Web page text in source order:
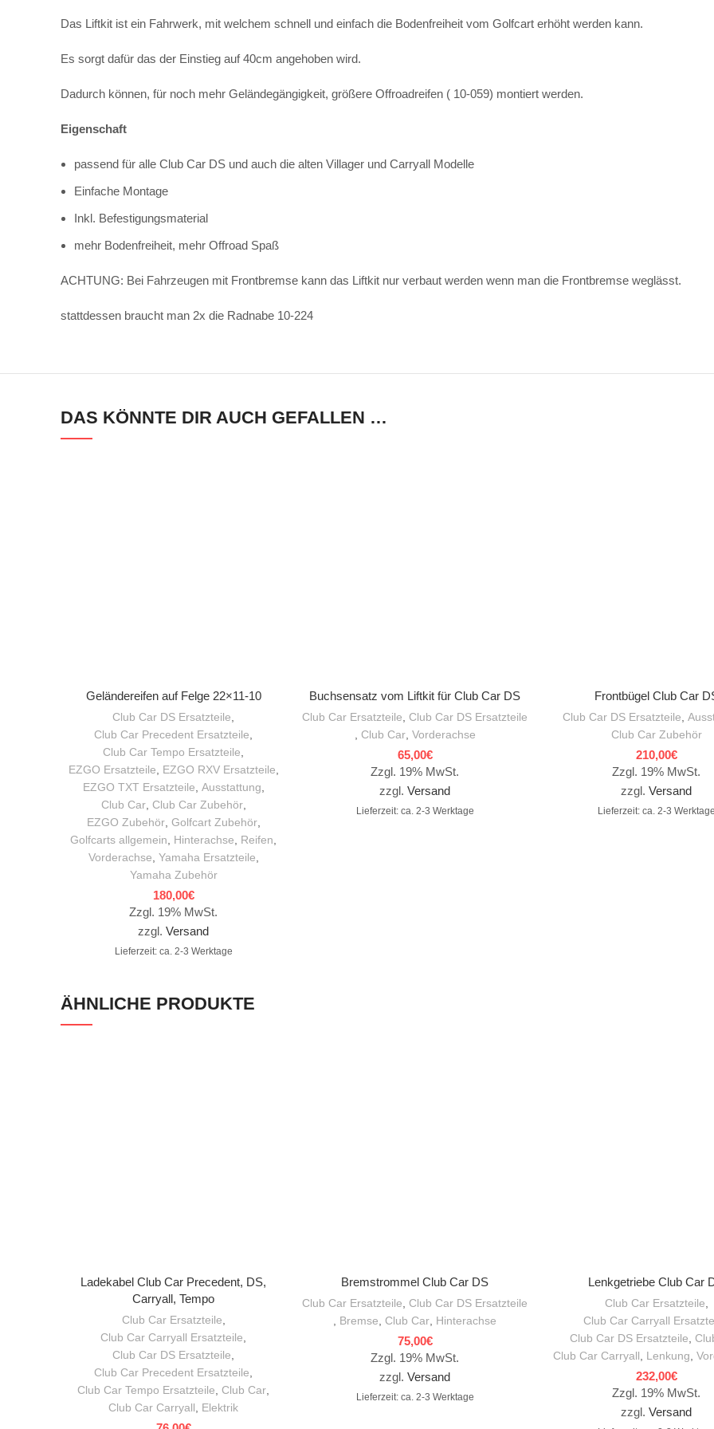
Das Liftkit ist ein Fahrwerk, mit welchem schnell und einfach die Bodenfreiheit vom Golfcart erhöht werden kann.
Es sorgt dafür das der Einstieg auf 40cm angehoben wird.
Dadurch können, für noch mehr Geländegängigkeit, größere Offroadreifen ( 10-059) montiert werden.
Eigenschaft
passend für alle Club Car DS und auch die alten Villager und Carryall Modelle
Einfache Montage
Inkl. Befestigungsmaterial
mehr Bodenfreiheit, mehr Offroad Spaß
ACHTUNG: Bei Fahrzeugen mit Frontbremse kann das Liftkit nur verbaut werden wenn man die Frontbremse weglässt.
stattdessen braucht man 2x die Radnabe 10-224
DAS KÖNNTE DIR AUCH GEFALLEN …
Geländereifen auf Felge 22×11-10
Club Car DS Ersatzteile
Club Car Precedent Ersatzteile
Club Car Tempo Ersatzteile
EZGO Ersatzteile
EZGO RXV Ersatzteile
EZGO TXT Ersatzteile Ausstattung
Club Car, Club Car Zubehör,
EZGO Zubehör, Golfcart Zubehör,
Golfcarts allgemein
Hinterachse Reifen
Vorderachse Yamaha Ersatzteile
Yamaha Zubehör
180,00€
Zzgl. 19% MwSt.
zzgl. Versand
Lieferzeit: ca. 2-3 Werktage
Buchsensatz vom Liftkit für Club Car DS
Club Car Ersatzteile
Club Car DS Ersatzteile
Club Car, Vorderachse
65,00€
Zzgl. 19% MwSt.
zzgl. Versand
Lieferzeit: ca. 2-3 Werktage
Frontbügel Club Car
Club Car DS Ersatzteile
Club Car Zubehör
210,00€
Zzgl. 19% MwSt.
zzgl. Versand
Lieferzeit: ca. 2-3 Werktage
ÄHNLICHE PRODUKTE
Ladekabel Club Car Precedent, DS,
Carryall, Tempo
Club Car Ersatzteile
Club Car Carryall Ersatzteile
Club Car DS Ersatzteile
Club Car Precedent Ersatzteile
Club Car Tempo Ersatzteile
Club Car
Club Car Carryall
Elektrik
Bremstrommel Club Car DS
Club Car Ersatzteile
Club Car DS Ersatzteile
Bremse Club Car Hinterachse
75,00€
Zzgl. 19% MwSt.
zzgl. Versand
Lieferzeit: ca. 2-3 Werktage
Lenkgetriebe Club Car
Club Car Ersatzteile
Club Car Carryall
Club Car DS Ersatzteile
Club Car Carryall
Lenkung
232,00€
Zzgl. 19% MwSt.
zzgl. Versand